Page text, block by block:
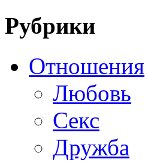
Рубрики
Отношения
Любовь
Секс
Дружба